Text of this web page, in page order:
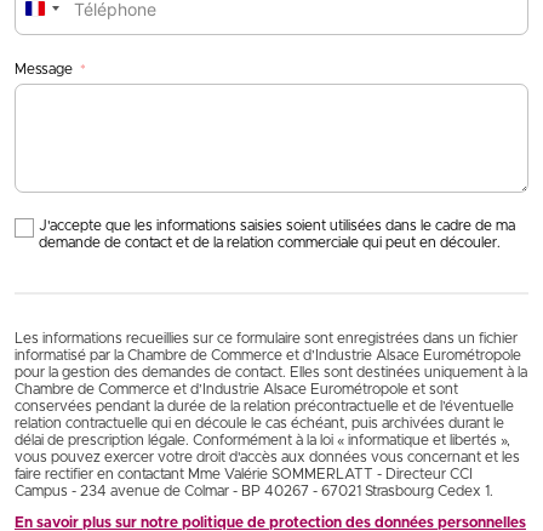
France
Message
J'accepte que les informations saisies soient utilisées dans le cadre de ma
demande de contact et de la relation commerciale qui peut en découler.
Les informations recueillies sur ce formulaire sont enregistrées dans un fichier
informatisé par la Chambre de Commerce et d’Industrie Alsace Eurométropole
pour la gestion des demandes de contact. Elles sont destinées uniquement à la
Chambre de Commerce et d’Industrie Alsace Eurométropole et sont
conservées pendant la durée de la relation précontractuelle et de l’éventuelle
relation contractuelle qui en découle le cas échéant, puis archivées durant le
délai de prescription légale. Conformément à la loi « informatique et libertés »,
vous pouvez exercer votre droit d'accès aux données vous concernant et les
faire rectifier en contactant Mme Valérie SOMMERLATT - Directeur CCI
Campus - 234 avenue de Colmar - BP 40267 - 67021 Strasbourg Cedex 1.
En savoir plus sur notre politique de protection des données personnelles